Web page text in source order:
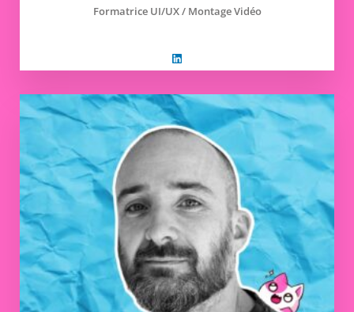
Formatrice UI/UX / Montage Vidéo